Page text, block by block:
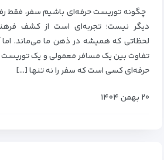
چگونه توریست حرفه‌ای باشیم سفر، فقط
دیگر نیست؛ تجربه‌ای است از کشف
لحظاتی که همیشه در ذهن ما می‌ماند. اما
تفاوت بین یک مسافر معمولی و یک
حرفه‌ای کسی است که سفر را نه تنها […]
۲۰ بهمن ۱۴۰۴